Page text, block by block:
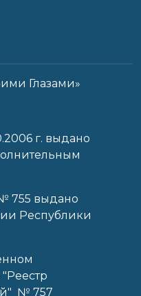
Глазами»
г. выдано
755 выдано
Республики
№ 757